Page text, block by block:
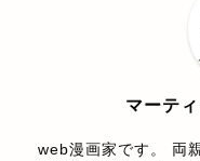
マーテ
web漫画家です。 両